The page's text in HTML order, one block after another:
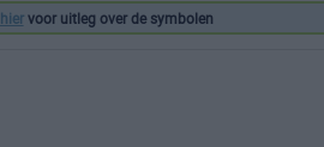
hiervoor uitleg over de symbolen